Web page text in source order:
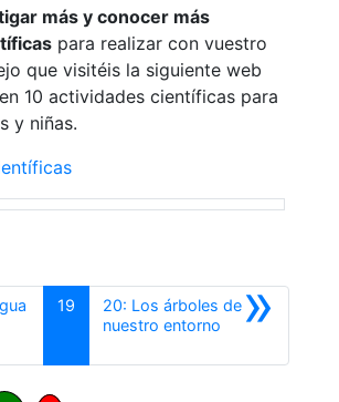
más y conocer más
para realizar con vuestro
que visitéis la siguiente web
10 actividades científicas para
y niñas.
19 »
20: Los árboles de
nuestro entornoSiguiente